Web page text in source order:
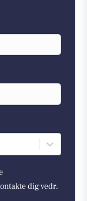
dig vedr.